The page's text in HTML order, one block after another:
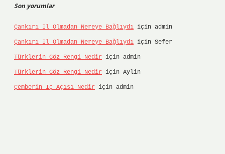
Son yorumlar
Çankırı Il Olmadan Nereye Bağlıydı için admin
Çankırı Il Olmadan Nereye Bağlıydı için Sefer
Türklerin Göz Rengi Nedir için admin
Türklerin Göz Rengi Nedir için Aylin
Çemberin Iç Açısı Nedir için admin